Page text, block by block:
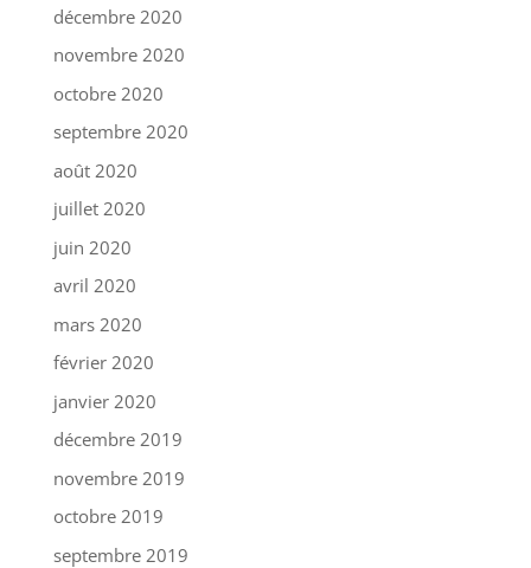
décembre 2020
novembre 2020
octobre 2020
septembre 2020
août 2020
juillet 2020
juin 2020
avril 2020
mars 2020
février 2020
janvier 2020
décembre 2019
novembre 2019
octobre 2019
septembre 2019